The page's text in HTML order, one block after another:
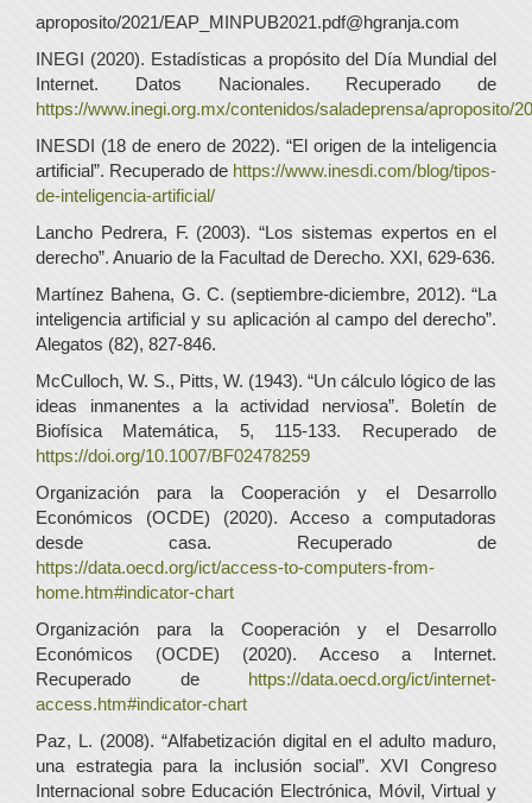
aproposito/2021/EAP_MINPUB2021.pdf@hgranja.com
INEGI (2020). Estadísticas a propósito del Día Mundial del
Internet. Datos Nacionales. Recuperado de
https://www.inegi.org.mx/contenidos/saladeprensa/aproposito/
INESDI (18 de enero de 2022). “El origen de la inteligencia
artificial”. Recuperado de https://www.inesdi.com/blog/tipos-
de-inteligencia-artificial/
Lancho Pedrera, F. (2003). “Los sistemas expertos en el
derecho”. Anuario de la Facultad de Derecho. XXI, 629-636.
Martínez Bahena, G. C. (septiembre-diciembre, 2012). “La
inteligencia artificial y su aplicación al campo del derecho”.
Alegatos (82), 827-846.
McCulloch, W. S., Pitts, W. (1943). “Un cálculo lógico de las
ideas inmanentes a la actividad nerviosa”. Boletín de
Biofísica Matemática, 5, 115-133. Recuperado de
https://doi.org/10.1007/BF02478259
Organización para la Cooperación y el Desarrollo
Económicos (OCDE) (2020). Acceso a computadoras
desde casa. Recuperado de
https://data.oecd.org/ict/access-to-computers-from-
home.htm#indicator-chart
Organización para la Cooperación y el Desarrollo
Económicos (OCDE) (2020). Acceso a Internet.
Recuperado de https://data.oecd.org/ict/internet-
access.htm#indicator-chart
Paz, L. (2008). “Alfabetización digital en el adulto maduro,
una estrategia para la inclusión social”. XVI Congreso
Internacional sobre Educación Electrónica, Móvil, Virtual y